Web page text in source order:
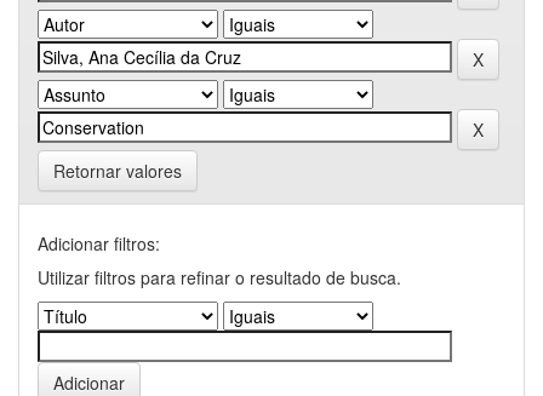
Retornar valores
Adicionar filtros:
Utilizar filtros para refinar o resultado de busca.